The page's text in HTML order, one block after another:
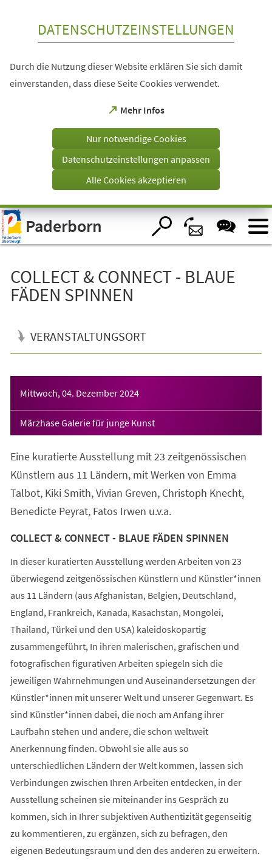
Visuelle
Assistenzsoftware
öffnen.
DATENSCHUTZEINSTELLUNGEN
Durch die Nutzung dieser Website erklären Sie sich damit
einverstanden, dass diese Seite Cookies verwendet.
Mehr Infos
(Öffnet
einem
Tab)
Nur notwendige Cookies
Datenschutzeinstellungen anpassen
Alle Cookies akzeptieren
Paderborn
COLLECT & CONNECT - BLAUE
FÄDEN SPINNEN
VERANSTALTUNGSORT
Mittwoch, 04. Dezember 2024
Märzhase Galerie für junge Kunst
Eine kuratierte Ausstellung mit 23 zeitgenössischen
Künstlern aus 11 Ländern, mit Werken von Emma
Talbot, Kiki Smith, Vivian Greven, Christoph Knecht,
Benedicte Peyrat, Fatos Irwen u.v.a.
COLLECT & CONNECT - BLAUE FÄDEN SPINNEN
In dieser kuratierten Ausstellung werden Arbeiten von 23
überwiegend zeitgenössischen Künstlern und Künstler*innen
aus 11 Ländern (aus Afghanistan, Belgien, Deutschland,
England, Frankreich, Kanada, Kasachstan, Mongolei,
Thailand, Türkei und den USA) kaleidoskopartig
zusammengeführt, In ihren malerischen, grafischen und
fotografischen figurativen Arbeiten spiegeln sich die
jeweiligen Wahrnehmungen und Auseinandersetzungen der
Künstler*innen mit unserer Welt und unserer Gegenwart. Es
sind Künstler*innen dabei, die noch am Anfang ihrer
Laufbahn stehen und andere, die schon weltweit
Anerkennung finden. Obwohl sie alle aus so
unterschiedlichen Ländern der Welt kommen, lassen sich
Verbindungen zwischen Ihren Arbeiten entdecken, in der
Ausstellung scheinen sie miteinander ins Gespräch zu
kommen, sich in Ihrer subjektiven Authentizität gegenseitig
zu kommentieren, zu ergänzen, sich zu befragen, den
eigenen Bedeutungsraum und den des anderen zu erweitern.